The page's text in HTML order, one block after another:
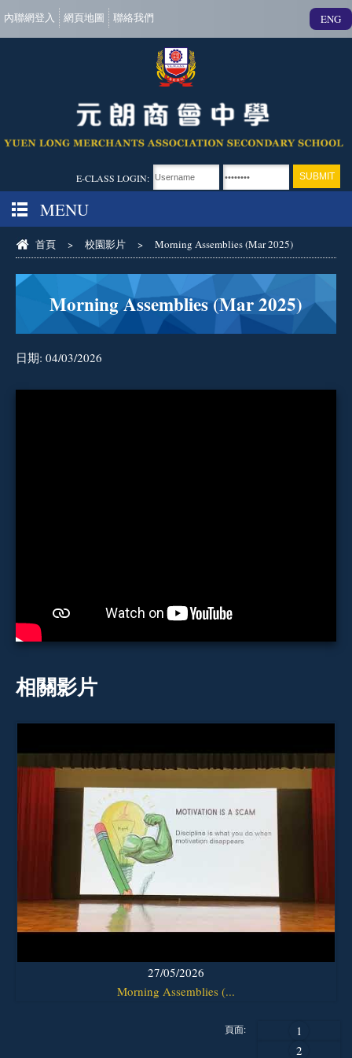
內聯網登入 網頁地圖 聯絡我們 ENG
E-CLASS LOGIN:
MENU
首頁 > 校園影片 > Morning Assemblies (Mar 2025)
Morning Assemblies (Mar 2025)
日期: 04/03/2026
相關影片
27/05/2026
Morning Assemblies (...
頁面:
1
2